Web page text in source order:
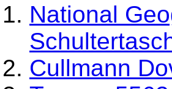
National
Cullmann